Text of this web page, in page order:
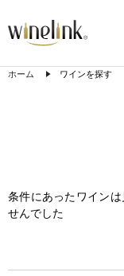
ホーム ワインを探す
条件にあったワインは
せんでした